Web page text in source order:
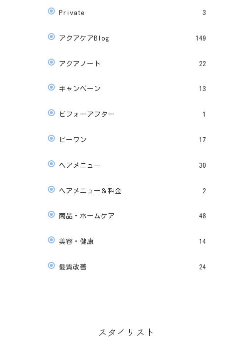
Private 3
アクアケアBlog 149
アクアノート 22
キャンペーン 13
ビフォーアフター 1
ビーワン 17
ヘアメニュー 30
ヘアメニュー＆料金 2
商品・ホームケア 48
美容・健康 14
髪質改善 24
スタイリスト